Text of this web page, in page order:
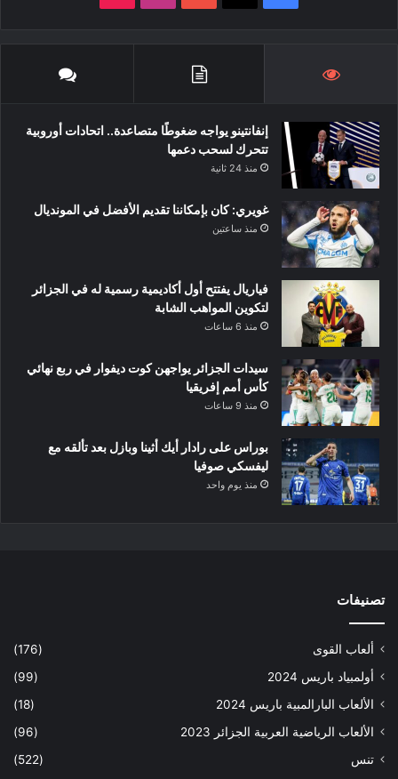
إنفانتينو يواجه ضغوطًا متصاعدة.. اتحادات أوروبية
تتحرك لسحب دعمها
منذ 24 ثانية
غويري: كان بإمكاننا تقديم الأفضل في المونديال
منذ ساعتين
فياريال يفتتح أول أكاديمية رسمية له في الجزائر
لتكوين المواهب الشابة
منذ 6 ساعات
سيدات الجزائر يواجهن كوت ديفوار في ربع نهائي
كأس أمم إفريقيا
منذ 9 ساعات
بوراس على رادار أيك أثينا وبازل بعد تألقه مع
ليفسكي صوفيا
منذ يوم واحد
تصنيفات
ألعاب القوى
(176)
أولمبياد باريس 2024
(99)
الألعاب البارالمبية باريس 2024
(18)
الألعاب الرياضية العربية الجزائر 2023
(96)
تنس
(522)